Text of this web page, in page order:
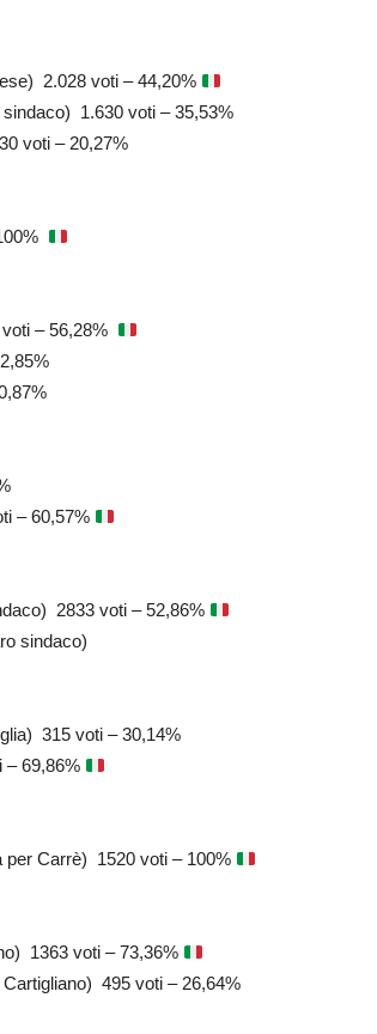
2.028 voti – 44,20%
1.630 voti – 35,53%
voti – 20,27%
– 56,28%
– 60,57%
2833 voti – 52,86%
sindaco)
315 voti – 30,14%
– 69,86%
per Carrè) 1520 voti – 100%
1363 voti – 73,36%
495 voti – 26,64%